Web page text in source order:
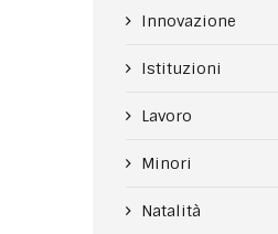
Innovazione
Istituzioni
Lavoro
Minori
Natalità